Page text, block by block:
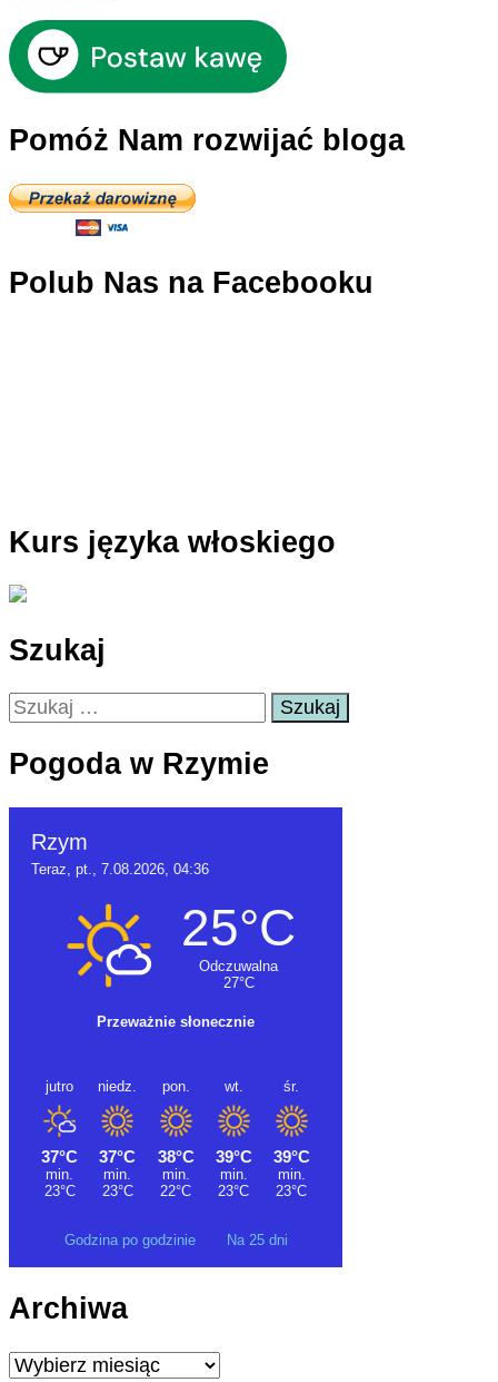
Pomóż Nam rozwijać bloga
Polub Nas na Facebooku
Kurs języka włoskiego
Szukaj
Szukaj:
Pogoda w Rzymie
Godzina po godzinie Na 25 dni
Archiwa
Archiwa